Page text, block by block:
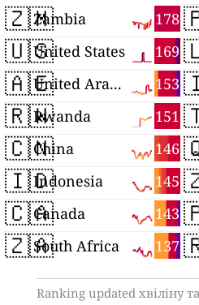
🇿🇲 178
Zambia
🇺🇸 169
United States
🇦🇪 153
United Arab Emirates
🇷🇼 151
Rwanda
🇨🇳 146
China
🇮🇩 145
Indonesia
🇨🇦 143
Canada
🇿🇦 137
South Africa
Ranking updated хвіліну